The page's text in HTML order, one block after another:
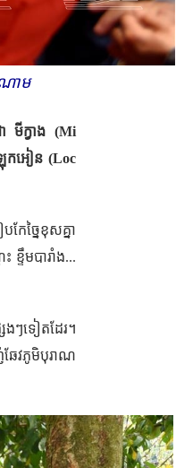
ាម
មីក្វាង​ (Mi
កអៀន(Loc
ែច្នៃខុសគ្នា
ខ្ទឹមបារាំង...
ងៗ​ទៀតដែរ។
ឆែវ​ភូមិបុរាណ